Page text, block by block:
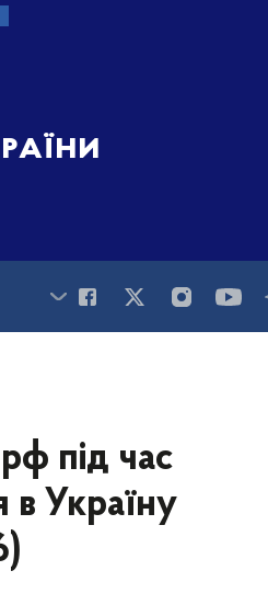
під час
в Україну